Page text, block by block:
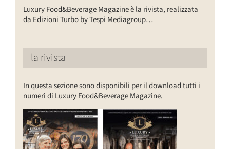
Luxury Food&Beverage Magazine è la rivista, realizzata
da Edizioni Turbo by Tespi Mediagroup…
la rivista
In questa sezione sono disponibili per il download tutti i
numeri di Luxury Food&Beverage Magazine.